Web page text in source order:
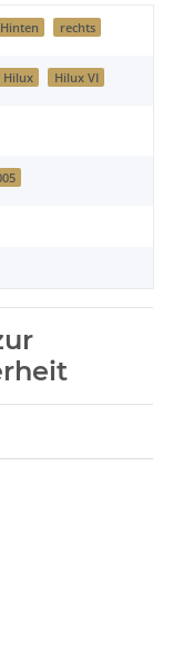
rechts
Hilux Hilux VI